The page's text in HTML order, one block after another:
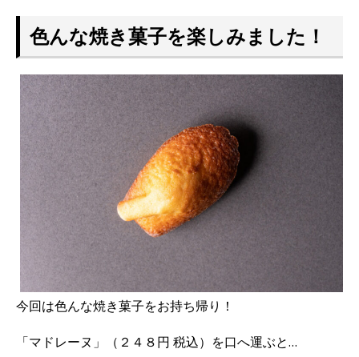
色んな焼き菓子を楽しみました！
今回は色んな焼き菓子をお持ち帰り！
「マドレーヌ」（２４８円 税込）を口へ運ぶと…